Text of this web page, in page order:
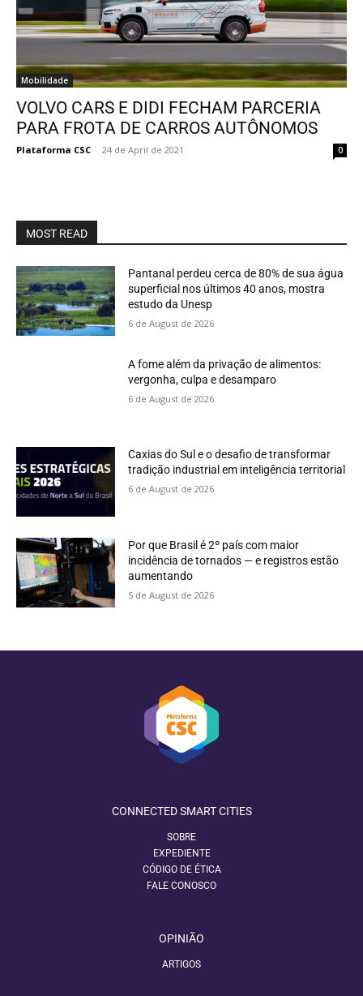
Mobilidade
VOLVO CARS E DIDI FECHAM PARCERIA
PARA FROTA DE CARROS AUTÔNOMOS
Plataforma CSC - 24 de April de 2021 0
MOST READ
Pantanal perdeu cerca de 80% de sua água
superficial nos últimos 40 anos, mostra
estudo da Unesp
6 de August de 2026
A fome além da privação de alimentos:
vergonha, culpa e desamparo
6 de August de 2026
Caxias do Sul e o desafio de transformar
tradição industrial em inteligência territorial
6 de August de 2026
Por que Brasil é 2º país com maior
incidência de tornados — e registros estão
aumentando
5 de August de 2026
CONNECTED SMART CITIES
SOBRE
EXPEDIENTE
CÓDIGO DE ÉTICA
FALE CONOSCO
OPINIÃO
ARTIGOS